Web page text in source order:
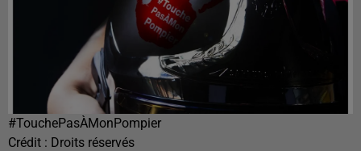
#TouchePasÀMonPompier
Crédit : Droits réservés